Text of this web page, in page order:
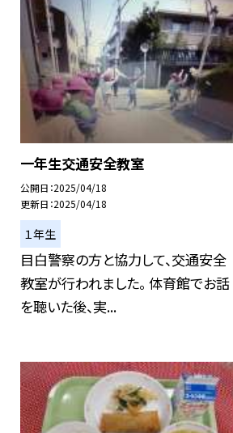
一年生交通安全教室
公開日 2025/04/18
更新日 2025/04/18
１年生
目白警察の方と協力して、交通安全
教室が行われました。 体育館でお話
を聴いた後、実...